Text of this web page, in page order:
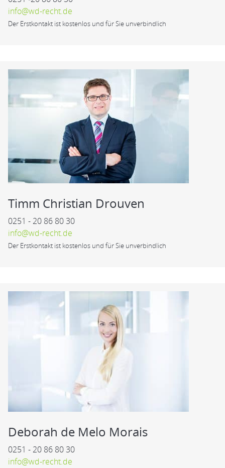
info@wd-recht.de
Der Erstkontakt ist kostenlos und für Sie unverbindlich
Timm Christian Drouven
0251 - 20 86 80 30
info@wd-recht.de
Der Erstkontakt ist kostenlos und für Sie unverbindlich
Deborah de Melo Morais
0251 - 20 86 80 30
info@wd-recht.de